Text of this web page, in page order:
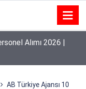
Alımı 2026 |
AB Türkiye Ajansı 10